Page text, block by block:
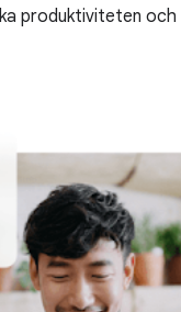
produktiviteten och